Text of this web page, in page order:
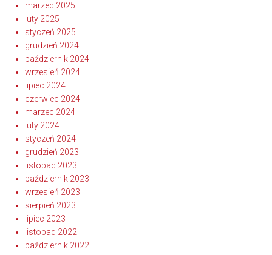
marzec 2025
luty 2025
styczeń 2025
grudzień 2024
październik 2024
wrzesień 2024
lipiec 2024
czerwiec 2024
marzec 2024
luty 2024
styczeń 2024
grudzień 2023
listopad 2023
październik 2023
wrzesień 2023
sierpień 2023
lipiec 2023
listopad 2022
październik 2022